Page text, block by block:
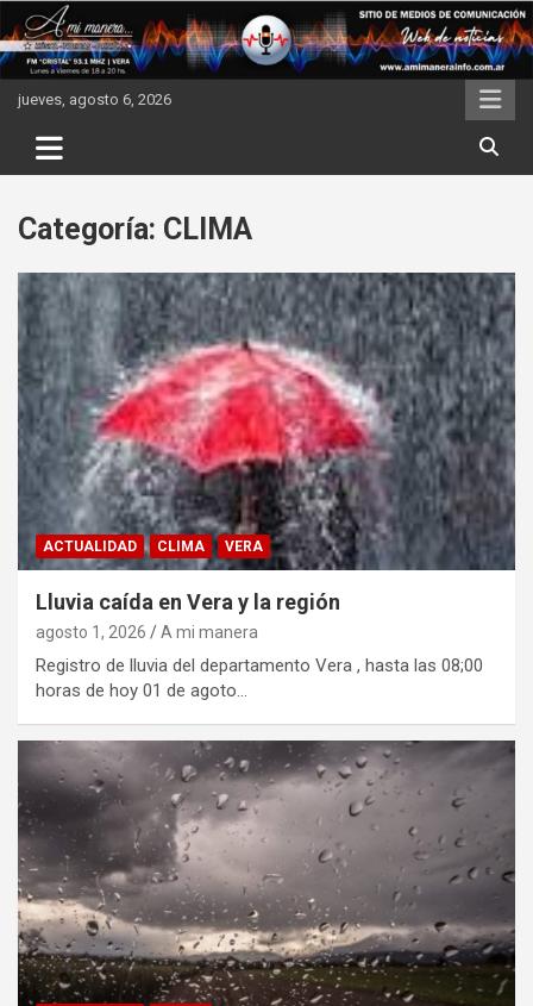
to
content
jueves, agosto 6, 2026
Categoría: CLIMA
ACTUALIDAD CLIMA VERA
Lluvia caída en Vera y la región
agosto 1, 2026 A mi manera
Registro de lluvia del departamento Vera , hasta las 08;00
horas de hoy 01 de agoto…